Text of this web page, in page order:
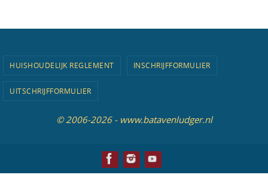
HUISHOUDELIJK REGLEMENT INSCHRIJFFORMULIER
UITSCHRIJFFORMULIER
© 2006-2026 - www.batavenludger.nl